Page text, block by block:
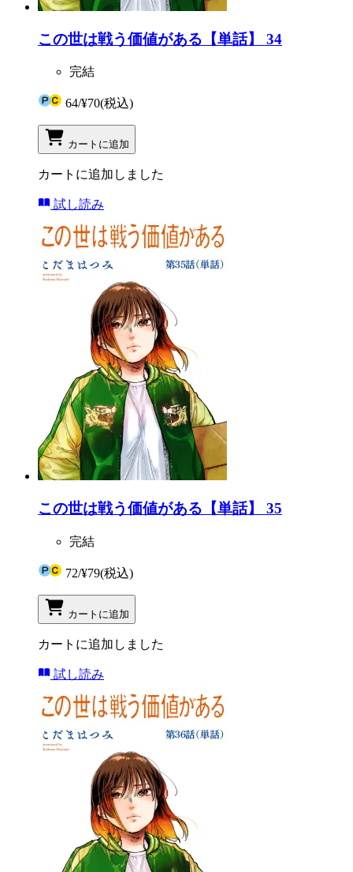
この世は戦う価値がある【単話】 34
完結
64/¥70(税込)
カートに追加
カートに追加しました
試し読み
この世は戦う価値がある【単話】 35
完結
72/¥79(税込)
カートに追加
カートに追加しました
試し読み